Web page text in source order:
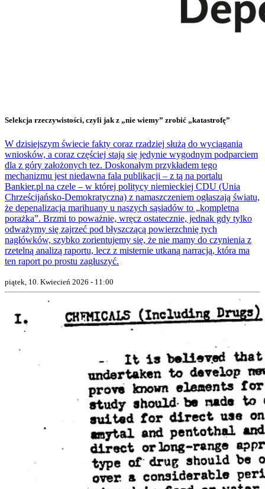
Selekcja rzeczywistości, czyli jak z „nie wiemy” zrobić „katastrofę”
W dzisiejszym świecie fakty coraz rzadziej służą do wyciągania
wniosków, a coraz częściej stają się jedynie wygodnym podparciem
dla z góry założonych tez. Doskonałym przykładem tego
mechanizmu jest niedawna fala publikacji – z tą na portalu
Bankier.pl na czele – w której politycy niemieckiej CDU (Unia
Chrześcijańsko-Demokratyczna) z namaszczeniem ogłaszają światu,
że depenalizacja marihuany u naszych sąsiadów to „kompletna
porażka”. Brzmi to poważnie, wręcz ostatecznie, jednak gdy tylko
odważymy się zajrzeć pod błyszczącą powierzchnię tych
nagłówków, szybko zorientujemy się, że nie mamy do czynienia z
rzetelną analizą raportu, lecz z misternie utkaną narracją, która ma
ten raport po prostu zagłuszyć.
piątek, 10. Kwiecień 2026 - 11:00